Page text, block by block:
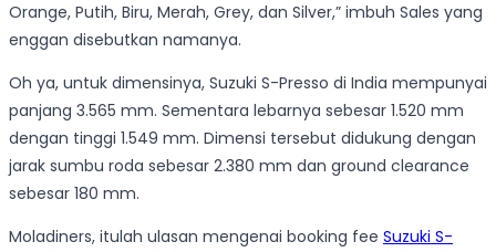
Orange, Putih, Biru, Merah, Grey, dan Silver,” imbuh Sales yang
enggan disebutkan namanya.
Oh ya, untuk dimensinya, Suzuki S-Presso di India mempunyai
panjang 3.565 mm. Sementara lebarnya sebesar 1.520 mm
dengan tinggi 1.549 mm. Dimensi tersebut didukung dengan
jarak sumbu roda sebesar 2.380 mm dan ground clearance
sebesar 180 mm.
Moladiners, itulah ulasan mengenai booking fee Suzuki S-